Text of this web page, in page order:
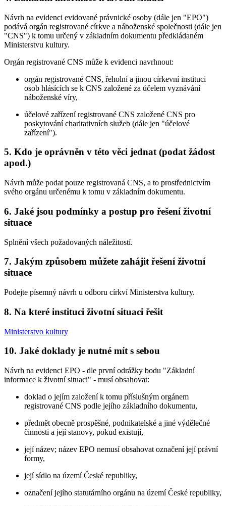
Návrh na evidenci evidované právnické osoby (dále jen "EPO")
podává orgán registrované církve a náboženské společnosti (dále jen
"CNS") k tomu určený v základním dokumentu předkládaném
Ministerstvu kultury.
Orgán registrované CNS může k evidenci navrhnout:
orgán registrované CNS, řeholní a jinou církevní instituci
osob hlásících se k CNS založené za účelem vyznávání
náboženské víry,
účelové zařízení registrované CNS založené CNS pro
poskytování charitativních služeb (dále jen "účelové
zařízení").
5. Kdo je oprávněn v této věci jednat (podat žádost
apod.)
Návrh může podat pouze registrovaná CNS, a to prostřednictvím
svého orgánu určenému k tomu v základním dokumentu.
6. Jaké jsou podmínky a postup pro řešení životní
situace
Splnění všech požadovaných náležitostí.
7. Jakým způsobem můžete zahájit řešení životní
situace
Podejte písemný návrh u odboru církví Ministerstva kultury.
8. Na které instituci životní situaci řešit
Ministerstvo kultury
10. Jaké doklady je nutné mít s sebou
Návrh na evidenci EPO - dle první odrážky bodu "Základní
informace k životní situaci" - musí obsahovat:
doklad o jejím založení k tomu příslušným orgánem
registrované CNS podle jejího základního dokumentu,
předmět obecně prospěšné, podnikatelské a jiné výdělečné
činnosti a její stanovy, pokud existují,
její název; název EPO nemusí obsahovat označení její právní
formy,
její sídlo na území České republiky,
označení jejího statutárního orgánu na území České republiky,